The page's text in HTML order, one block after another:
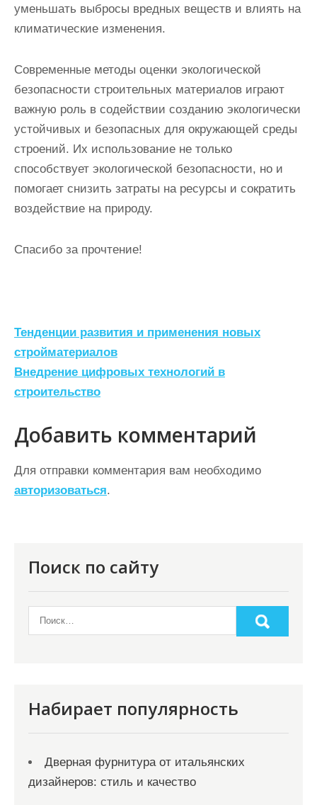
уменьшать выбросы вредных веществ и влиять на
климатические изменения.
Современные методы оценки экологической
безопасности строительных материалов играют
важную роль в содействии созданию экологически
устойчивых и безопасных для окружающей среды
строений. Их использование не только
способствует экологической безопасности, но и
помогает снизить затраты на ресурсы и сократить
воздействие на природу.
Спасибо за прочтение!
Н
а
в
и
г
а
ц
и
м
Тенденции развития и применения новых
стройматериалов
Внедрение цифровых технологий в
строительство
Добавить комментарий
Для отправки комментария вам необходимо
авторизоваться.
Поиск по сайту
Набирает популярность
Дверная фурнитура от итальянских
дизайнеров: стиль и качество